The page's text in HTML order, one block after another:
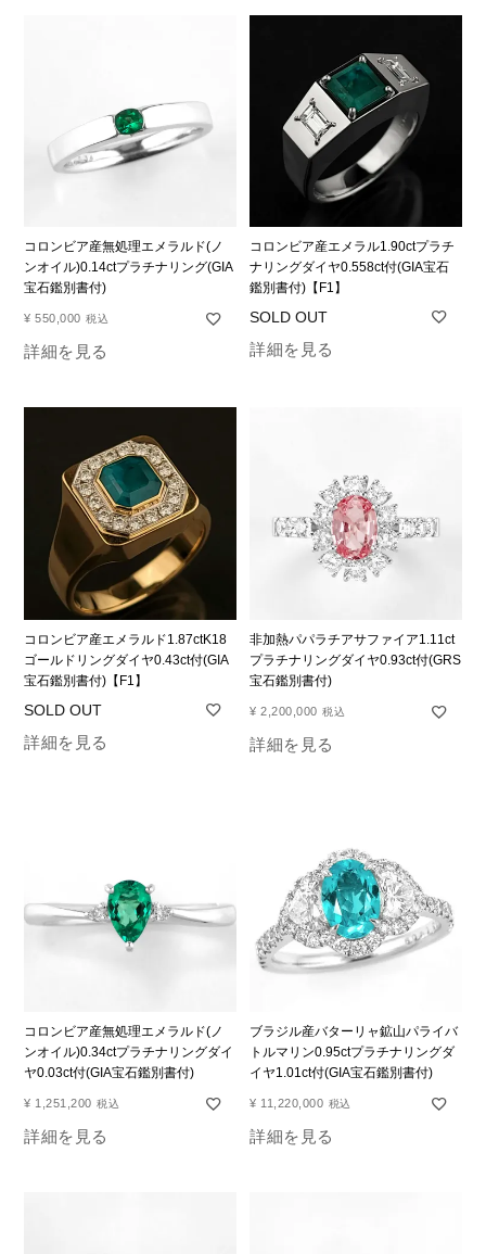
コロンビア産無処理エメラルド(ノ
ンオイル)0.14ctプラチナリング(GIA
宝石鑑別書付)
¥ 550,000 税込
詳細を見る
コロンビア産エメラル1.90ctプラチ
ナリングダイヤ0.558ct付(GIA宝石
鑑別書付)【F1】
詳細を見る
コロンビア産エメラルド1.87ctK18
ゴールドリングダイヤ0.43ct付(GIA
宝石鑑別書付)【F1】
詳細を見る
非加熱パパラチアサファイア1.11ct
プラチナリングダイヤ0.93ct付(GRS
宝石鑑別書付)
¥ 2,200,000 税込
詳細を見る
コロンビア産無処理エメラルド(ノ
ンオイル)0.34ctプラチナリングダイ
ヤ0.03ct付(GIA宝石鑑別書付)
¥ 1,251,200 税込
詳細を見る
ブラジル産バターリャ鉱山パライバ
トルマリン0.95ctプラチナリングダ
イヤ1.01ct付(GIA宝石鑑別書付)
¥ 11,220,000 税込
詳細を見る